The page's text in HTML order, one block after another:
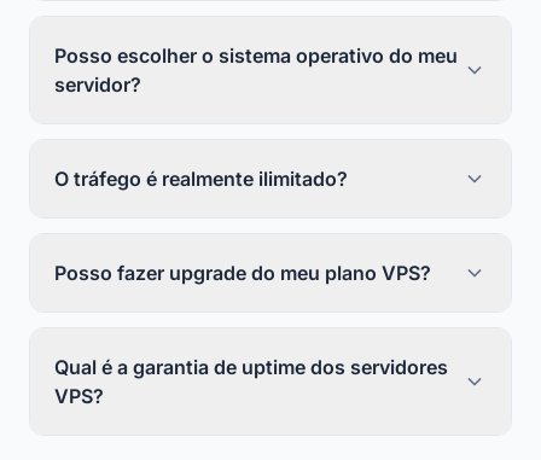
Posso escolher o sistema operativo do meu
servidor?
O tráfego é realmente ilimitado?
Posso fazer upgrade do meu plano VPS?
Qual é a garantia de uptime dos servidores
VPS?